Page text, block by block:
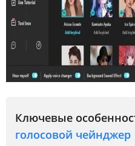
Ключевые
голосовой чейнджер